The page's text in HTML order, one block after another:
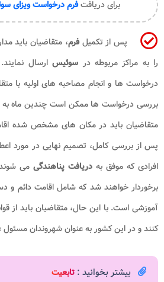
برای دریافتفرم درخواست ویزای
پس از تکمیلفرم، متقاضیان باید
را به مراکز مربوطه در سوئیسارسال
درخواست ها و انجام مصاحبه های اولیه با
بررسی درخواست ها ممکن است چندین ماه به
متقاضیان باید در مکان های مشخص شده
پس از بررسی کامل، تصمیم نهایی در مورد
افرادی که موفق به دریافت پناهندگی می
برخوردار خواهند شد که شامل اقامت دائم و
آموزشی است. با این حال، متقاضیان باید از
کنند و در این کشور به عنوان شهروندان
بیشتر بخوانید : تابعیت